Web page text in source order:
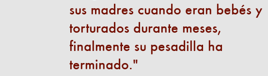
sus madres cuando eran bebés y
torturados durante meses,
finalmente su pesadilla ha
terminado.